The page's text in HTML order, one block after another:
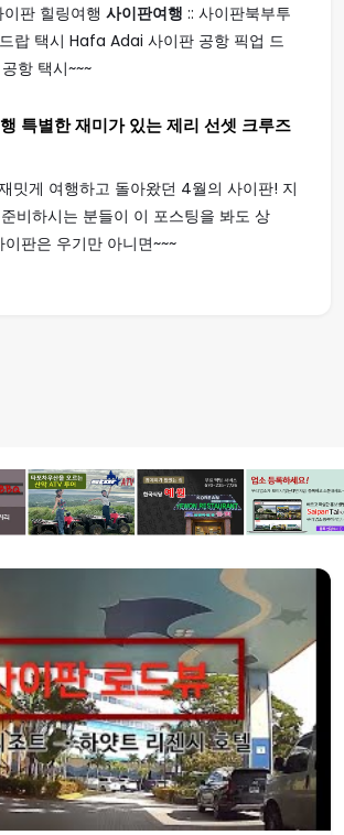
판 힐링여행 사이판여행 :: 사이판북부투
랍 택시 Hafa Adai 사이판 공항 픽업 드
항 택시~~~
특별한 재미가 있는 제리 선셋 크루즈
밋게 여행하고 돌아왔던 4월의 사이판! 지
준비하시는 분들이 이 포스팅을 봐도 상
판은 우기만 아니면~~~